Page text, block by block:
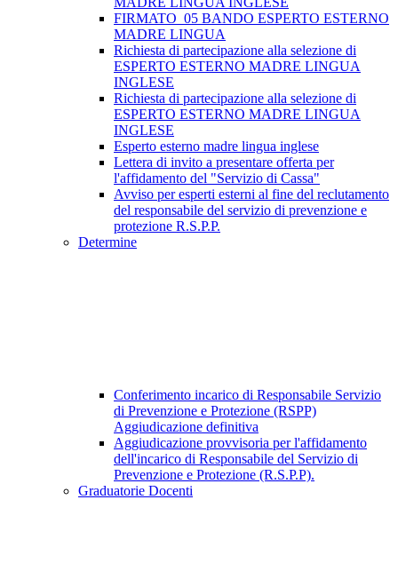
FIRMATO_05 BANDO ESPERTO ESTERNO
MADRE LINGUA
Richiesta di partecipazione alla selezione di
ESPERTO ESTERNO MADRE LINGUA
INGLESE
Richiesta di partecipazione alla selezione di
ESPERTO ESTERNO MADRE LINGUA
INGLESE
Esperto esterno madre lingua inglese
Lettera di invito a presentare offerta per
l'affidamento del "Servizio di Cassa"
Avviso per esperti esterni al fine del reclutamento
del responsabile del servizio di prevenzione e
protezione R.S.P.P.
Determine
Conferimento incarico di Responsabile Servizio
di Prevenzione e Protezione (RSPP)
Aggiudicazione definitiva
Aggiudicazione provvisoria per l'affidamento
dell'incarico di Responsabile del Servizio di
Prevenzione e Protezione (R.S.P.P).
Graduatorie Docenti